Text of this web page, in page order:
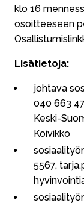
klo 16
osoitteeseen
Lisätietoja:
johtava
040 663
Keski-
Koivikko
5567,